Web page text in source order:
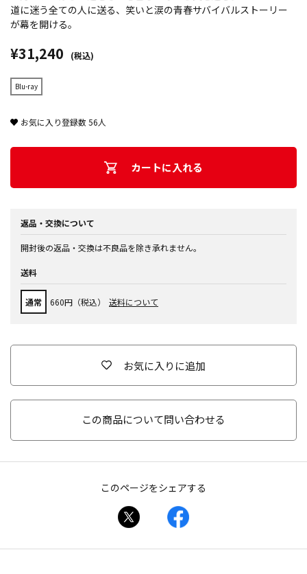
道に迷う全ての人に送る、笑いと涙の青春サバイバルストーリー
が幕を開ける。
¥31,240 (税込)
Blu-ray
お気に入り登録数56人
カートに入れる
返品・交換について
開封後の返品・交換は不良品を除き承れません。
送料
通常 660円（税込） 送料について
お気に入りに追加
この商品について問い合わせる
このページをシェアする